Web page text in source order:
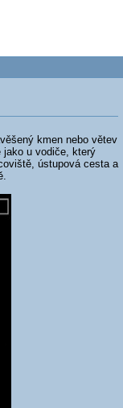
kmen nebo větev
jako u vodiče, který
ústupová cesta a